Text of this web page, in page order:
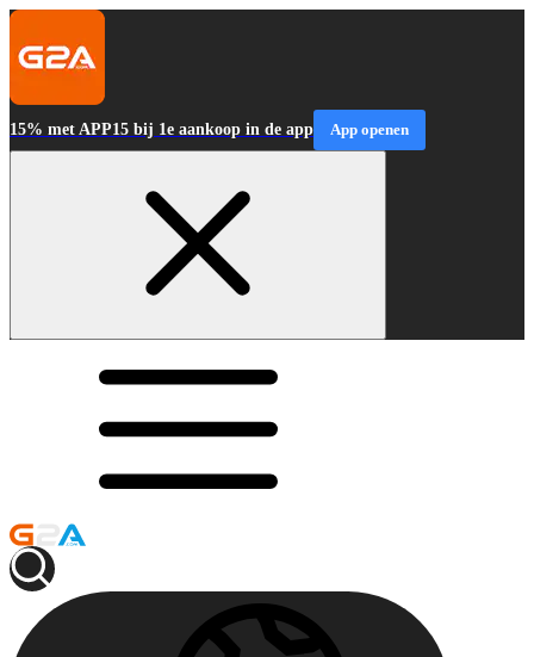
15% met APP15 bij 1e aankoop in de app App openen